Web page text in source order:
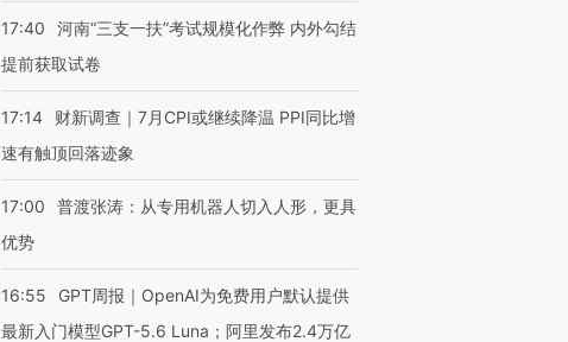
17:40
河南“三支一扶”考试规模化作弊 内外勾结
提前获取试卷
17:14
财新调查｜7月CPI或继续降温 PPI同比增
速有触顶回落迹象
17:00
普渡张涛：从专用机器人切入人形，更具
优势
16:55
GPT周报｜OpenAI为免费用户默认提供
最新入门模型GPT-5.6 Luna；阿里发布2.4万亿